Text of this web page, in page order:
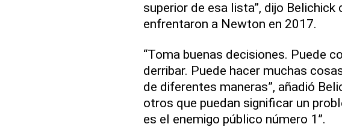
superior de esa lista”, dijo
enfrentaron a Newton en 2017.
“Toma buenas decisiones. Puede
derribar. Puede hacer muchas
de diferentes maneras”, añadió
otros que puedan significar un
es el enemigo público número 1”.